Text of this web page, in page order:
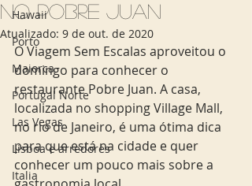
Hawaii
Porto
Maiorca
Portugal Norte
Las Vegas
Lisboa e arredores
Italia
No Pobre Juan
Atualizado: 9 de out. de 2020
O Viagem Sem Escalas aproveitou o
domingo para conhecer o
restaurante Pobre Juan. A casa,
localizada no shopping Village Mall,
no rio de Janeiro, é uma ótima dica
para que está na cidade e quer
conhecer um pouco mais sobre a